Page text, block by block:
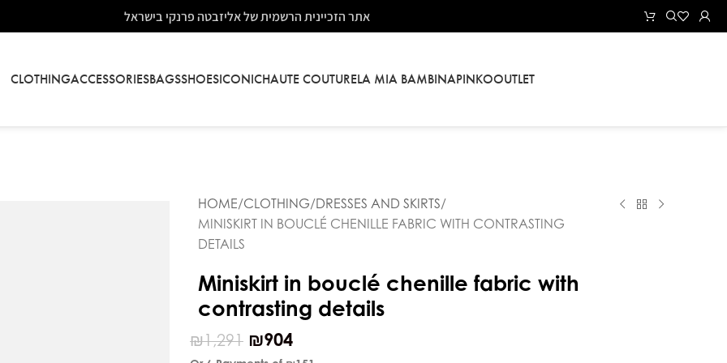
אתר הזכיינית הרשמית של אליזבטה פרנקי בישראל
CLOTHINGACCESSORIESBAGSSHOESICONICHAUTE COUTURELA MIA BAMBINAPINKOOUTLET
HOME CLOTHING DRESSES AND SKIRTS
MINISKIRT IN BOUCLÉ CHENILLE FABRIC WITH CONTRASTING
DETAILS
Miniskirt in bouclé chenille fabric with
contrasting details
₪1,291 ₪904